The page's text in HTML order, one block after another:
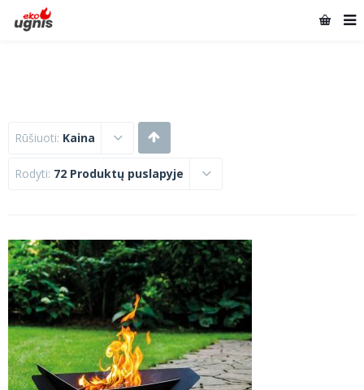
Rūšiuoti: Kaina
Rodyti: 72 Produktų puslapyje